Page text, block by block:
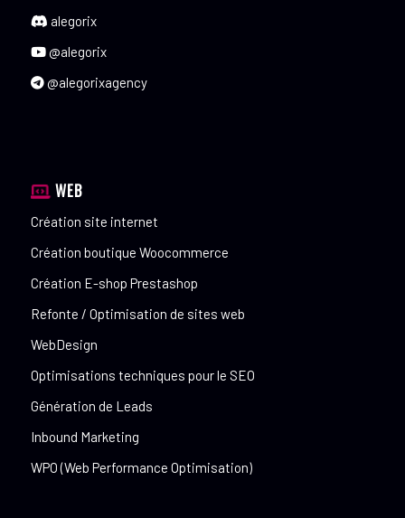
alegorix
@alegorix
@alegorixagency
WEB
Création site internet
Création boutique Woocommerce
Création E-shop Prestashop
Refonte / Optimisation de sites web
WebDesign
Optimisations techniques pour le SEO
Génération de Leads
Inbound Marketing
WPO (Web Performance Optimisation)